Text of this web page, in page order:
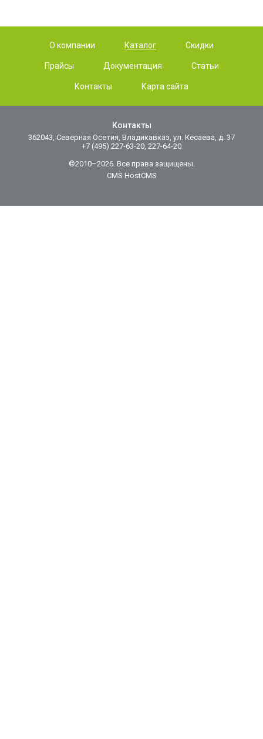
О компании Каталог Скидки
Прайсы Документация Статьи
Контакты Карта сайта
Контакты
362043, Северная Осетия, Владикавказ, ул. Кесаева, д. 37
+7 (495) 227-63-20, 227-64-20
©2010–2026. Все права защищены.
CMS HostCMS